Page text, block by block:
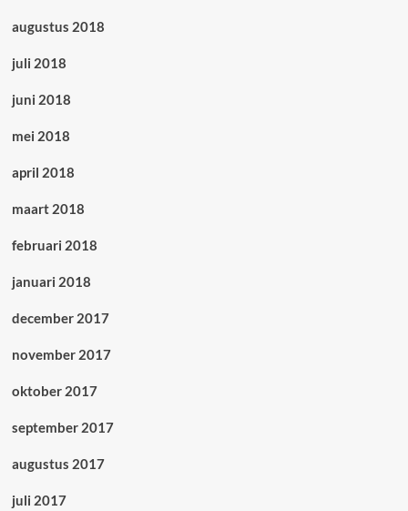
augustus 2018
juli 2018
juni 2018
mei 2018
april 2018
maart 2018
februari 2018
januari 2018
december 2017
november 2017
oktober 2017
september 2017
augustus 2017
juli 2017